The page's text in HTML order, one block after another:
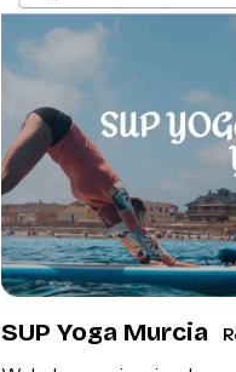
SUP Yoga Murcia